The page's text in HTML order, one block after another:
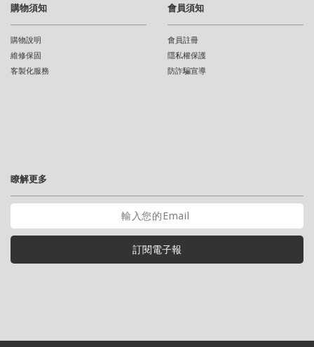
購物須知
購物說明
維修保固
客製化服務
會員須知
會員註冊
隱私權保護
防詐騙宣導
瞭解更多
訂閱電子報